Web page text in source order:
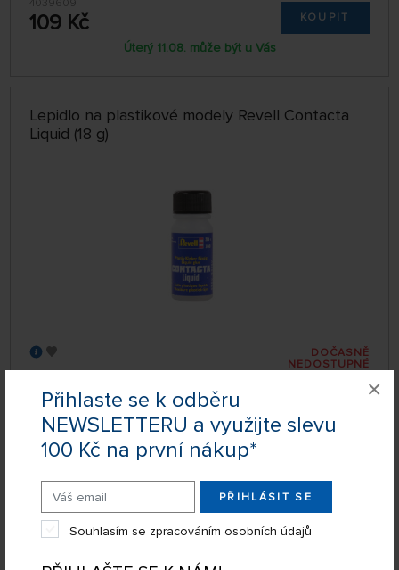
Přihlaste se k odběru
NEWSLETTERU a využijte slevu
100 Kč na první nákup*
PŘIHLÁSIT SE
Souhlasím se zpracováním osobních údajů
×
4039609
109 Kč KOUPIT
Úterý 11.08. může být u Vás
Lepidlo na plastikové modely Revell Contacta
Liquid (18 g)
95 Kč
DOČASNĚ
NEDOSTUPNÉ
Lepidlo na plastikové modely Revell Contacta
Professional (12,5 g)